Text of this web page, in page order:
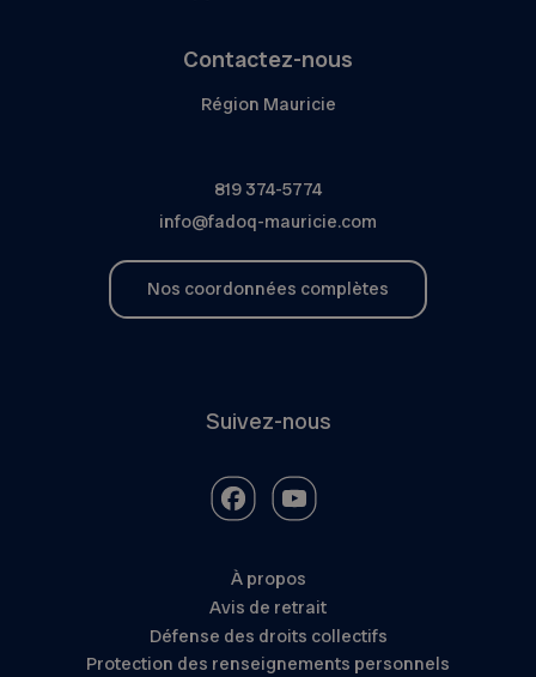
Contactez-nous
Région Mauricie
819 374-5774
info@fadoq-mauricie.com
Nos coordonnées complètes
Suivez-nous
À propos
Avis de retrait
Défense des droits collectifs
Protection des renseignements personnels